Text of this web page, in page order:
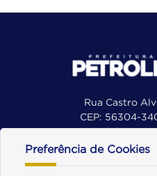
Rua Castro
CEP: 56304-
Telefone:
E-mail:
Preferência de Cookies